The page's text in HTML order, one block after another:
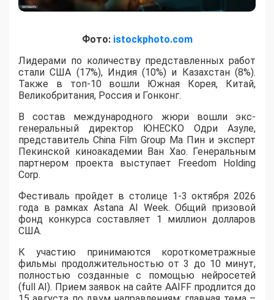
Фото: istockphoto.com
Лидерами по количеству представленных работ
стали США (17%), Индия (10%) и Казахстан (8%).
Также в топ-10 вошли Южная Корея, Китай,
Великобритания, Россия и Гонконг.
В состав международного жюри вошли экс-
генеральный директор ЮНЕСКО Одри Азуле,
представитель China Film Group Ма Пин и эксперт
Пекинской киноакадемии Ван Хао. Генеральным
партнером проекта выступает Freedom Holding
Corp.
​Фестиваль пройдет в столице 1-3 октября 2026
года в рамках Astana AI Week. Общий призовой
фонд конкурса составляет 1 миллион долларов
США.
К участию принимаются короткометражные
фильмы продолжительностью от 3 до 10 минут,
полностью созданные с помощью нейросетей
(full AI). Прием заявок на сайте AAIFF продлится до